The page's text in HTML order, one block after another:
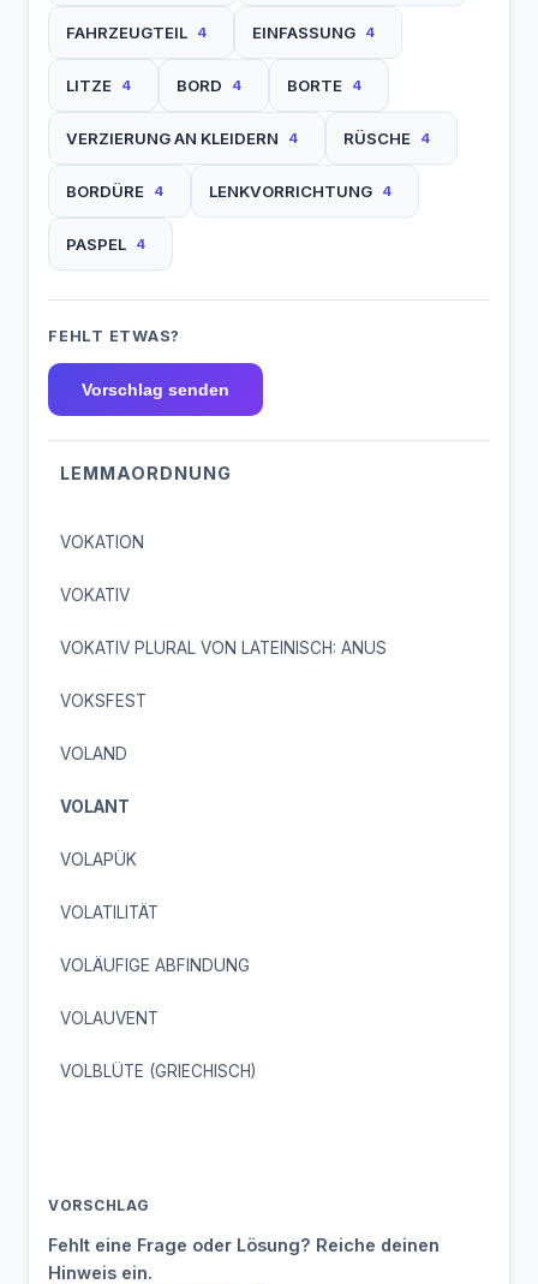
FAHRZEUGTEIL 4 EINFASSUNG 4
LITZE 4 BORD 4 BORTE 4
VERZIERUNG AN KLEIDERN 4 RÜSCHE 4
BORDÜRE 4 LENKVORRICHTUNG 4
PASPEL 4
FEHLT ETWAS?
Vorschlag senden
LEMMAORDNUNG
VOKATION
VOKATIV
VOKATIV PLURAL VON LATEINISCH: ANUS
VOKSFEST
VOLAND
VOLANT
VOLAPÜK
VOLATILITÄT
VOLÄUFIGE ABFINDUNG
VOLAUVENT
VOLBLÜTE (GRIECHISCH)
VORSCHLAG
Fehlt eine Frage oder Lösung? Reiche deinen
Hinweis ein.